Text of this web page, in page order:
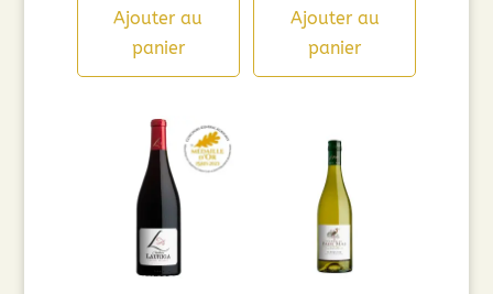
Ajouter au
panier
Ajouter au
panier